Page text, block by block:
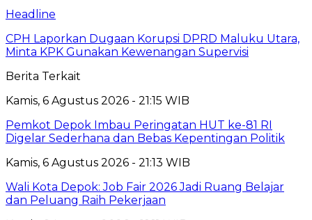
Headline
CPH Laporkan Dugaan Korupsi DPRD Maluku Utara,
Minta KPK Gunakan Kewenangan Supervisi
Berita Terkait
Kamis, 6 Agustus 2026 - 21:15 WIB
Pemkot Depok Imbau Peringatan HUT ke-81 RI
Digelar Sederhana dan Bebas Kepentingan Politik
Kamis, 6 Agustus 2026 - 21:13 WIB
Wali Kota Depok: Job Fair 2026 Jadi Ruang Belajar
dan Peluang Raih Pekerjaan